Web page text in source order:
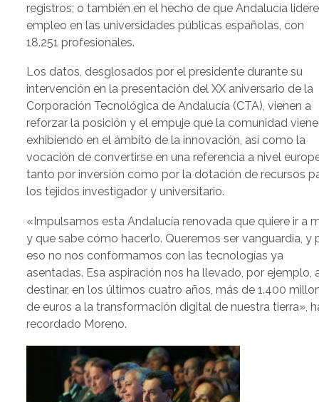
registros; o también en el hecho de que Andalucía
empleo en las universidades públicas españolas, con
18.251 profesionales.
Los datos, desglosados por el presidente durante su
intervención en la presentación del XX aniversario de la
Corporación Tecnológica de Andalucía (CTA), vienen a
reforzar la posición y el empuje que la comunidad viene
exhibiendo en el ámbito de la innovación, así como la
vocación de convertirse en una referencia a nivel
tanto por inversión como por la dotación de recursos
los tejidos investigador y universitario.
«Impulsamos esta Andalucía renovada que quiere ir a
y que sabe cómo hacerlo. Queremos ser vanguardia, y
eso no nos conformamos con las tecnologías ya
asentadas. Esa aspiración nos ha llevado, por ejemplo,
destinar, en los últimos cuatro años, más de 1.400
de euros a la transformación digital de nuestra tierra»,
recordado Moreno.